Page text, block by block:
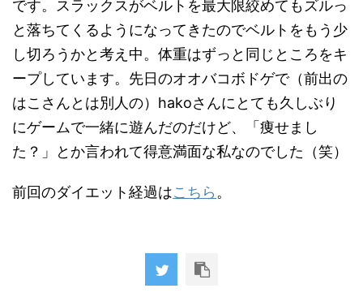
です。スラックスがベルトを最大限絞めてもズルっ
と落ちてくるようになってきたのでベルトをもう少
し切ろうかと考え中。体重はずっと同じところをキ
ープしています。先日のオオバコボドゲで（前出の
はこさんとは別人の）hakoさんにとても久しぶり
にゲームで一緒に遊んだのだけど、「痩せまし
た？」とか言われて得意満面な私なのでした（笑）
前回のダイエット経過はこちら 。